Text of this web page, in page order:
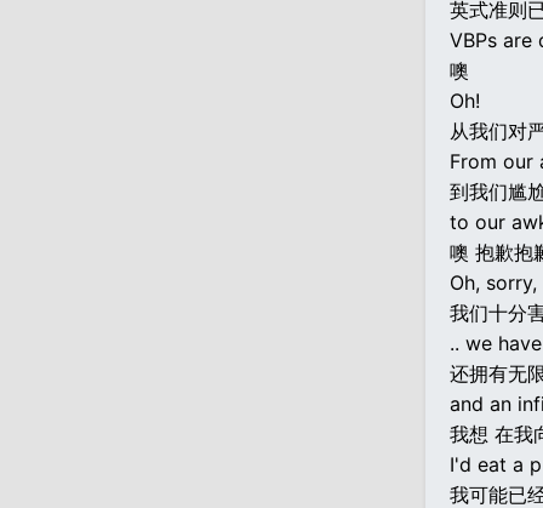
英式准则
VBPs are
噢
Oh!
从我们对
From our
到我们尴
to our
噢 抱歉抱
Oh, sorry,
我们十分
.. we
还拥有无
and an
我想 在我
I'd eat a
我可能已